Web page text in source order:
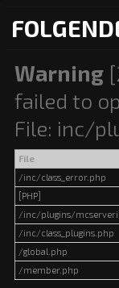
Warning
failed to
File: inc/
File
/inc/class_error.php
[PHP]
/inc/plugins/
/inc/class_plugins.php
/global.php
/member.php